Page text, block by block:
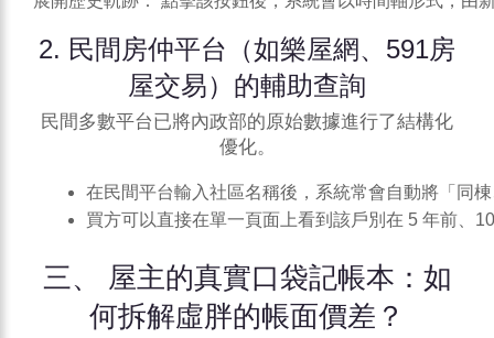
2. 民間房仲平台（如樂屋網、591房
屋交易）的輔助查詢
民間多數平台已將內政部的原始數據進行了結構化
優化。
在民間平台輸入社區名稱後，系統常會自動將「同
買方可以直接在單一頁面上看到該戶別在 5 年前、
三、 屋主的真實口袋記帳本：如
何拆解虛胖的帳面價差？